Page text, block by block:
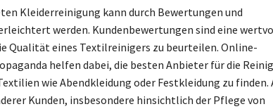
Kleiderreinigung kann durch Bewertungen und
werden. Kundenbewertungen sind eine
Qualität eines Textilreinigers zu beurteilen. Online-
helfen dabei, die besten Anbieter für die
wie Abendkleidung oder Festkleidung zu finden.
Kunden, insbesondere hinsichtlich der Pflege von